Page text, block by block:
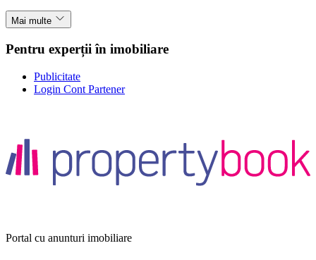
Mai multe
Pentru experții în imobiliare
Publicitate
Login Cont Partener
Portal cu anunturi imobiliare